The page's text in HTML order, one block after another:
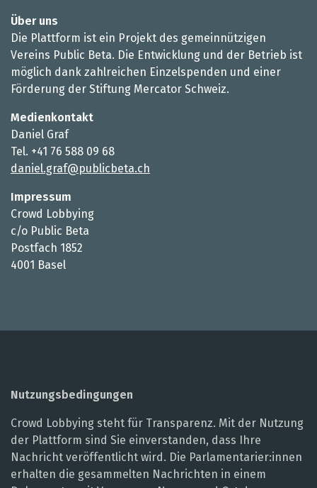
Über uns
Die Plattform ist ein Projekt des gemeinnützigen
Vereins Public Beta. Die Entwicklung und der Betrieb ist
möglich dank zahlreichen Einzelspenden und einer
Förderung der Stiftung Mercator Schweiz.
Medienkontakt
Daniel Graf
Tel. +41 76 588 09 68
daniel.graf@publicbeta.ch
Impressum
Crowd Lobbying
c/o Public Beta
Postfach 1852
4001 Basel
Nutzungsbedingungen
Crowd Lobbying steht für Transparenz. Mit der Nutzung
der Plattform sind Sie einverstanden, dass Ihre
Nachricht veröffentlicht wird. Die Parlamentarier:innen
erhalten die gesammelten Nachrichten in einem